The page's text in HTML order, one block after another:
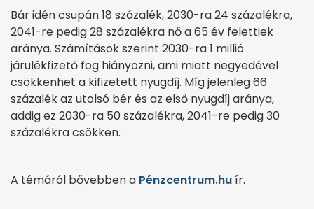
Bár idén csupán 18 százalék, 2030-ra 24 százalékra,
2041-re pedig 28 százalékra nő a 65 év felettiek
aránya. Számítások szerint 2030-ra 1 millió
járulékfizető fog hiányozni, ami miatt negyedével
csökkenhet a kifizetett nyugdíj. Míg jelenleg 66
százalék az utolsó bér és az első nyugdíj aránya,
addig ez 2030-ra 50 százalékra, 2041-re pedig 30
százalékra csökken.
A témáról bővebben a Pénzcentrum.huír.